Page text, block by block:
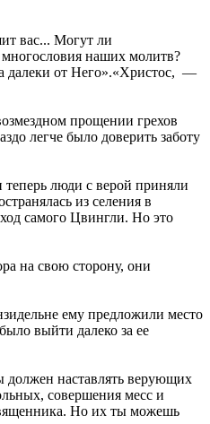
вас... Могут ли
наших молитв?
далеки от Него».«Христос, —
прощении грехов
легче было доверить заботу
люди с верой приняли
из селения в
самого Цвингли. Но это
на свою сторону, они
ему предложили место
выйти далеко за ее
должен наставлять верующих
совершения месс и
Но их ты можешь